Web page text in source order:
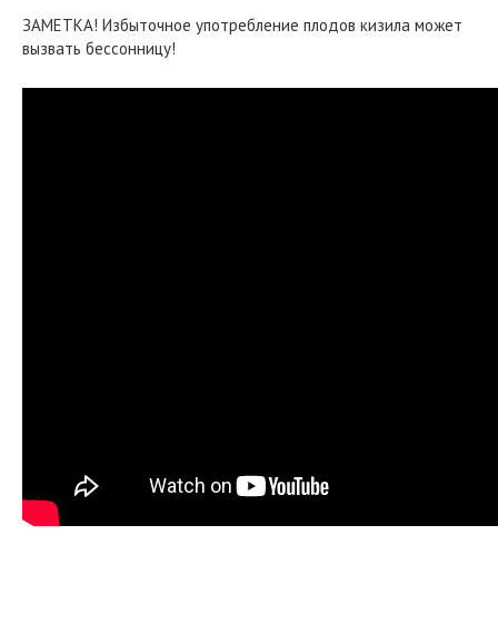
ЗАМЕТКА! Избыточное употребление плодов кизила может
вызвать бессонницу!